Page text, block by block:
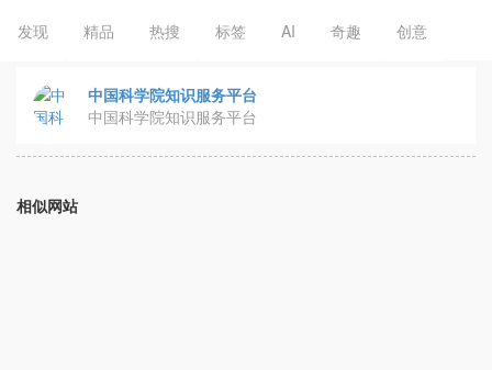
发现 精品 热搜 标签 AI 奇趣 创意
中国科学院知识服务平台
中国科学院知识服务平台
相似网站